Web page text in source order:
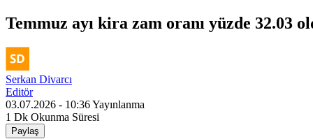
Temmuz ayı kira zam oranı yüzde 32.03
Serkan Divarcı
Editör
03.07.2026 - 10:36Yayınlanma
1 Dk Okunma Süresi
Paylaş